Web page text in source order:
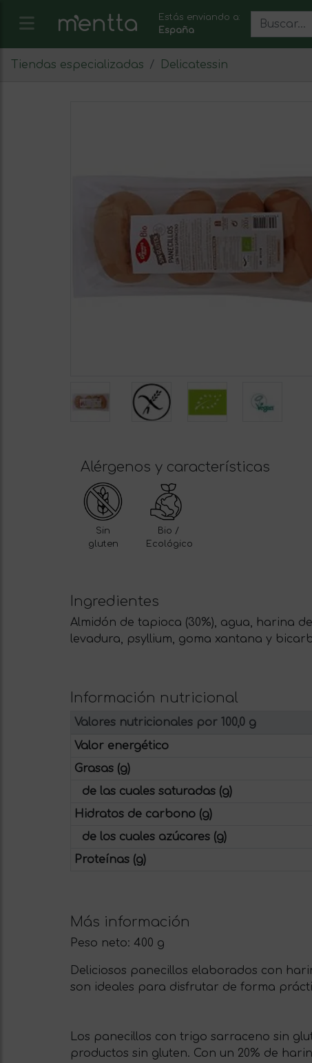
Estás enviando a:
España
Tiendas especializadas Delicatessin
Alérgenos y características
Sin
gluten
Bio /
Ecológico
Ingredientes
Almidón de tapioca (30%), agua, harina
levadura, psyllium, goma xantana y
Información nutricional
Valores nutricionales por 100,0 g
Valor energético
Grasas (g)
de las cuales saturadas (g)
Hidratos de carbono (g)
de los cuales azúcares (g)
Proteínas (g)
Más información
Peso neto: 400 g
Deliciosos panecillos elaborados con
son ideales para disfrutar de forma
Los panecillos con trigo sarraceno sin
productos sin gluten. Con un 20% de